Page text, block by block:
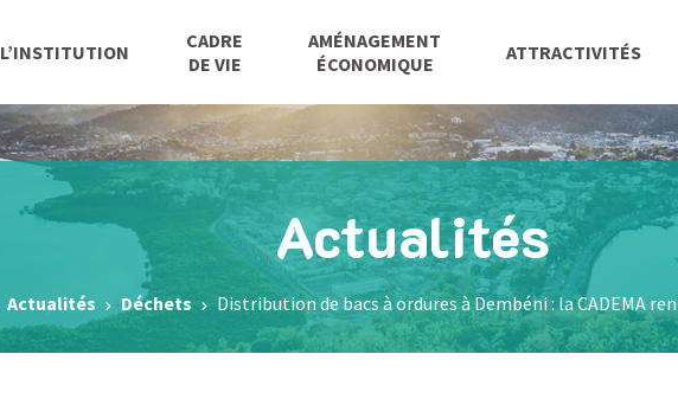
L’INSTITUTION
CADRE
DE VIE
AMÉNAGEMENT
ÉCONOMIQUE
ATTRACTIVITÉS
Actualités
Actualités Déchets Distribution de bacs à ordures à Dembéni : la CADEMA